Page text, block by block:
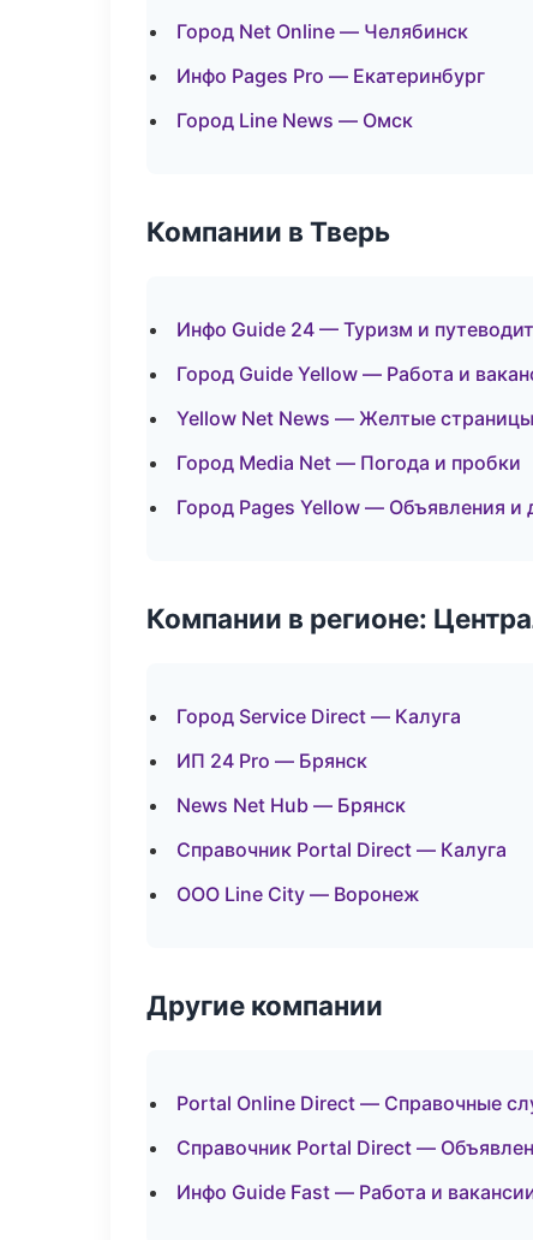
Город Net Online — Челябинск
Инфо Pages Pro — Екатеринбург
Город Line News — Омск
Компании в Тверь
Инфо Guide 24 — Туризм и
Город Guide Yellow — Работа и
Yellow Net News — Желтые
Город Media Net — Погода и пробки
Город Pages Yellow — Объявления и
Компании в регионе:
Город Service Direct — Калуга
ИП 24 Pro — Брянск
News Net Hub — Брянск
Справочник Portal Direct — Калуга
ООО Line City — Воронеж
Другие компании
Portal Online Direct — Справочные
Справочник Portal Direct —
Инфо Guide Fast — Работа и